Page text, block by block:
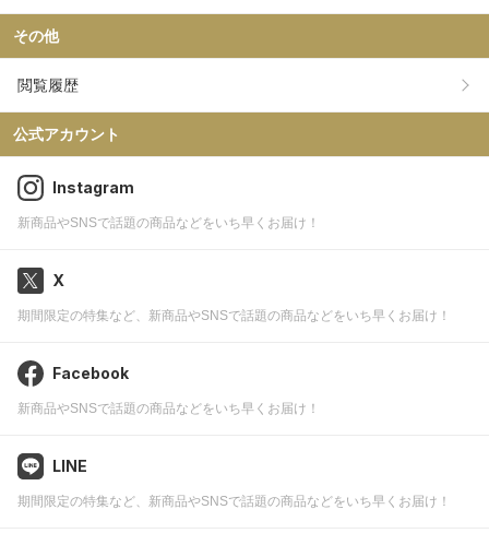
その他
閲覧履歴
公式アカウント
Instagram
新商品やSNSで話題の商品などをいち早くお届け！
X
期間限定の特集など、新商品やSNSで話題の商品などをいち早くお届け！
Facebook
新商品やSNSで話題の商品などをいち早くお届け！
LINE
期間限定の特集など、新商品やSNSで話題の商品などをいち早くお届け！